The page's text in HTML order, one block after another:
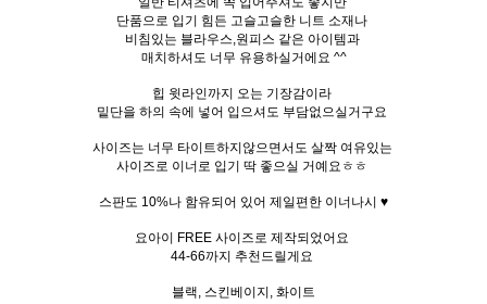
단품으로 입기 힘든 고슬고슬한 니트 소재나
비침있는 블라우스,원피스 같은 아이템과
매치하셔도 너무 유용하실거에요 ^^
힙 윗라인까지 오는 기장감이라
밑단을 하의 속에 넣어 입으셔도 부담없으실거구요
사이즈는 너무 타이트하지않으면서도 살짝 여유있는
사이즈로 이너로 입기 딱 좋으실 거예요ㅎㅎ
스판도 10%나 함유되어 있어 제일편한 이너나시 ♥
요아이 FREE 사이즈로 제작되었어요
44-66까지 추천드릴게요
블랙, 스킨베이지, 화이트